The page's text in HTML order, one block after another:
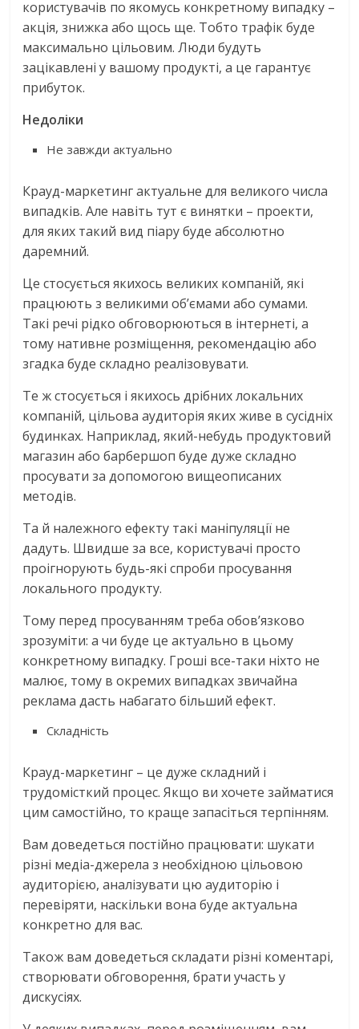
користувачів по якомусь конкретному випадку –
акція, знижка або щось ще. Тобто трафік буде
максимально цільовим. Люди будуть
зацікавлені у вашому продукті, а це гарантує
прибуток.
Недоліки
Не завжди актуально
Крауд-маркетинг актуальне для великого числа
випадків. Але навіть тут є винятки – проекти,
для яких такий вид піару буде абсолютно
даремний.
Це стосується якихось великих компаній, які
працюють з великими об’ємами або сумами.
Такі речі рідко обговорюються в інтернеті, а
тому нативне розміщення, рекомендацію або
згадка буде складно реалізовувати.
Те ж стосується і якихось дрібних локальних
компаній, цільова аудиторія яких живе в сусідніх
будинках. Наприклад, який-небудь продуктовий
магазин або барбершоп буде дуже складно
просувати за допомогою вищеописаних
методів.
Та й належного ефекту такі маніпуляції не
дадуть. Швидше за все, користувачі просто
проігнорують будь-які спроби просування
локального продукту.
Тому перед просуванням треба обов’язково
зрозуміти: а чи буде це актуально в цьому
конкретному випадку. Гроші все-таки ніхто не
малює, тому в окремих випадках звичайна
реклама дасть набагато більший ефект.
Складність
Крауд-маркетинг – це дуже складний і
трудомісткий процес. Якщо ви хочете займатися
цим самостійно, то краще запасіться терпінням.
Вам доведеться постійно працювати: шукати
різні медіа-джерела з необхідною цільовою
аудиторією, аналізувати цю аудиторію і
перевіряти, наскільки вона буде актуальна
конкретно для вас.
Також вам доведеться складати різні коментарі,
створювати обговорення, брати участь у
дискусіях.